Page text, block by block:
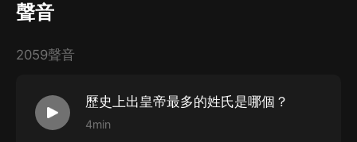
每一個歷史謎團的背后，都隱藏著一個重大歷史事件，而
的國家氣運。
你將獲得
1.200個鮮為人知的歷史真相
聲音
2059聲音
歷史上出皇帝最多的姓氏是哪個？
4min